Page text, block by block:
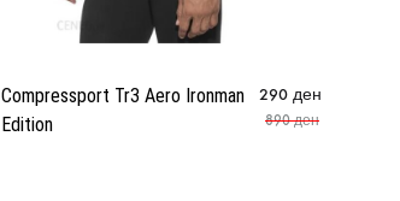
Compressport Tr3 Aero Ironman
Edition
290 ден
890ден